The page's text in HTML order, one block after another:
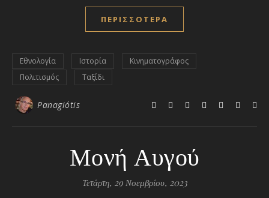
ΠΕΡΙΣΣΌΤΕΡΑ
Εθνολογία Ιστορία
Κινηματογράφος
Πολιτισμός
Ταξίδι
Panagiótis
Μονή Αυγού
Τετάρτη, 29 Νοεμβρίου, 2023